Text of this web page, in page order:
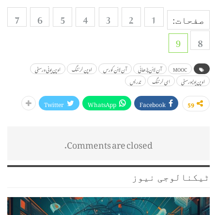
صفحات: 1
2
3
4
5
6
7
8
9
MOOC آن لائن پڑھائی آن لائن کورس اوپن لرننگ
اوپن یونی ورسٹی
اوپن یونیورسٹی
ای لرننگ تدریس
59
Facebook
WhatsApp
Twitter
Comments are closed.
ٹیکنالوجی نیوز